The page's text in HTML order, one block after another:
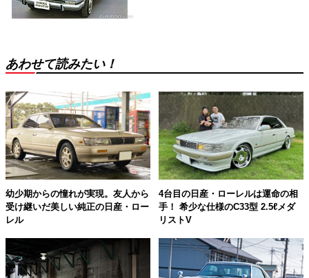
あわせて読みたい！
幼少期からの憧れが実現。友人から
受け継いだ美しい純正の日産・ロー
レル
4台目の日産・ローレルは運命の相
手！ 希少な仕様のC33型 2.5ℓメダ
リストV